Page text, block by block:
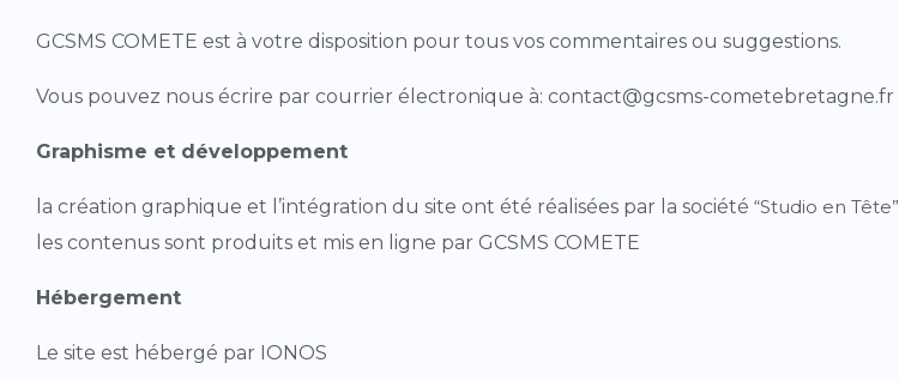
GCSMS COMETE est à votre disposition pour tous vos commentaires ou suggestions.
Vous pouvez nous écrire par courrier électronique à: contact@gcsms-cometebretagne.fr
Graphisme et développement
la création graphique et l’intégration du site ont été réalisées par la société “Studio en Tête”
les contenus sont produits et mis en ligne par GCSMS COMETE
Hébergement
Le site est hébergé par IONOS